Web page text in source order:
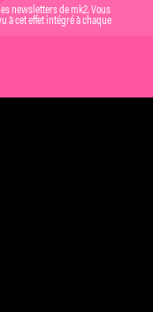
newsletters de mk2. Vous
à cet effet intégré à chaque